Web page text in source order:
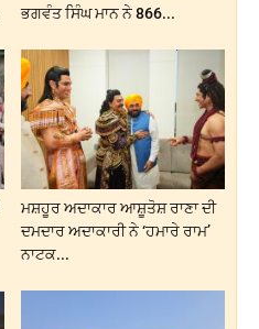
ਭਗਵੰਤ ਸਿੰਘ ਮਾਨ ਨੇ 866...
ਮਸ਼ਹੂਰ ਅਦਾਕਾਰ ਆਸ਼ੂਤੋਸ਼ ਰਾਣਾ ਦੀ
ਦਮਦਾਰ ਅਦਾਕਾਰੀ ਨੇ ‘ਹਮਾਰੇ ਰਾਮ’
ਨਾਟਕ...